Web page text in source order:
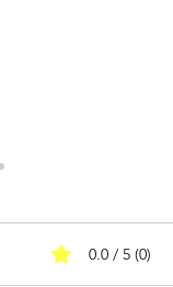
0.0 / 5 (0)